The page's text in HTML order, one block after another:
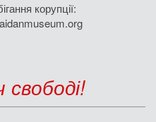
корупції:
свободі!